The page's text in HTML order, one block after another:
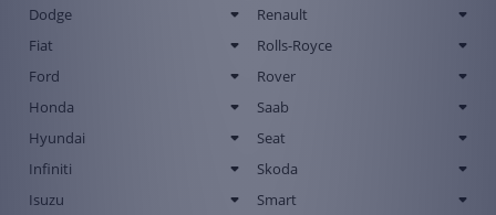
Dodge
Fiat
Ford
Honda
Hyundai
Infiniti
Isuzu
Renault
Rolls-Royce
Rover
Saab
Seat
Skoda
Smart